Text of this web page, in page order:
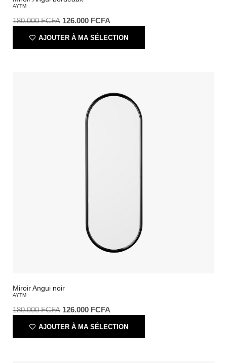
AYTM
180.000FCFA 126.000 FCFA
AJOUTER À MA SÉLECTION
Miroir Angui noir
AYTM
180.000FCFA 126.000 FCFA
AJOUTER À MA SÉLECTION